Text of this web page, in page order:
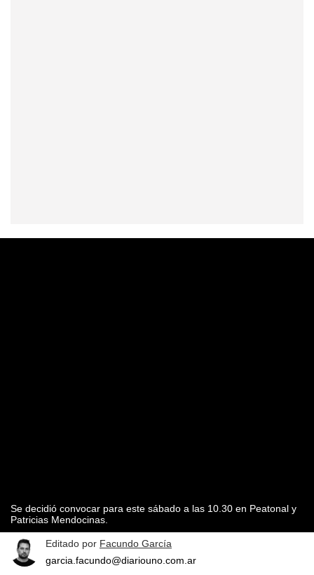
Se decidió convocar para este sábado a las 10.30 en Peatonal y
Patricias Mendocinas.
Editado por Facundo García
garcia.facundo@diariouno.com.ar